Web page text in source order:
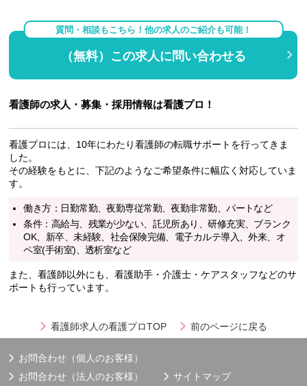
質問・相談もこちら！他の求人のご紹介も可能！
（無料）この求人に問い合わせる
看護師の求人・募集・採用情報は看護プロ！
看護プロには、10年にわたり看護師の転職サポートを行ってきま
した。
その経験をもとに、下記のようなご希望条件に幅広く対応していま
す。
働き方：日勤常勤、夜勤専従常勤、夜勤非常勤、パートなど
条件：高給与、残業が少ない、託児所あり、研修充実、ブランク
OK、新卒、未経験、社会保険完備、電子カルテ導入、外来、オ
ペ室(手術室)、透析室など
また、看護師以外にも、看護助手・介護士・ケアスタッフなどのサ
ポートも行っています。
看護師求人の看護プロTOP 前のページに戻る
お問合わせ（個人のお客様）
お問合わせ（法人のお客様）
サイトマップ